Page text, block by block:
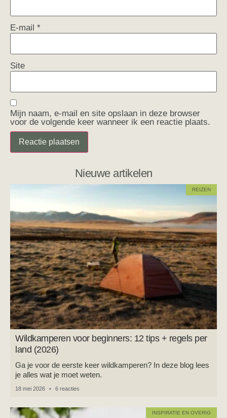
E-mail *
Site
Mijn naam, e-mail en site opslaan in deze browser
voor de volgende keer wanneer ik een reactie plaats.
Nieuwe artikelen
REIZEN
Wildkamperen voor beginners: 12 tips + regels per
land (2026)
Ga je voor de eerste keer wildkamperen? In deze blog lees
je alles wat je moet weten.
18 mei 2026 6 reacties
INSPIRATIE EN OVERIG